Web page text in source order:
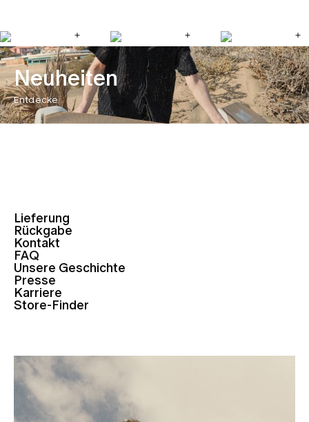
Neuheiten
Entdecke
Lieferung
Rückgabe
Kontakt
FAQ
Unsere Geschichte
Presse
Karriere
Store-Finder